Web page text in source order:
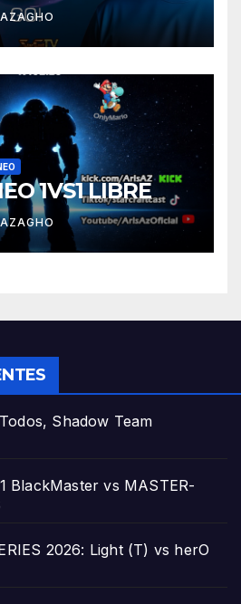
1VS1 LIBRE
Shadow Team
BlackMaster vs MASTER-
2026: Light (T) vs herO